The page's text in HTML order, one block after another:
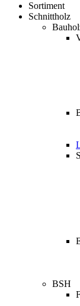
Sortiment
Schnittholz
BSH